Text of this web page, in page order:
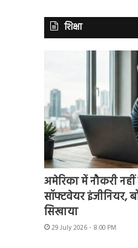
शिक्षा
अमेरिका में नौकरी
सॉफ्टवेयर इंजीनियर,
सिखाया
29 July 2026 - 8:00 PM